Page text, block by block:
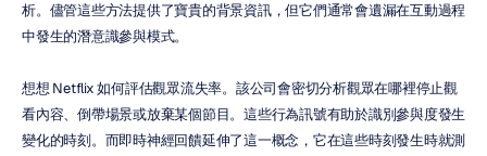
析。儘管這些方法提供了寶貴的背景資訊，但它們通常會遺漏在互動過程
中發生的潛意識參與模式。
想想 Netflix 如何評估觀眾流失率。該公司會密切分析觀眾在哪裡停止觀
看內容、倒帶場景或放棄某個節目。這些行為訊號有助於識別參與度發生
變化的時刻。而即時神經回饋延伸了這一概念，它在這些時刻發生時就測